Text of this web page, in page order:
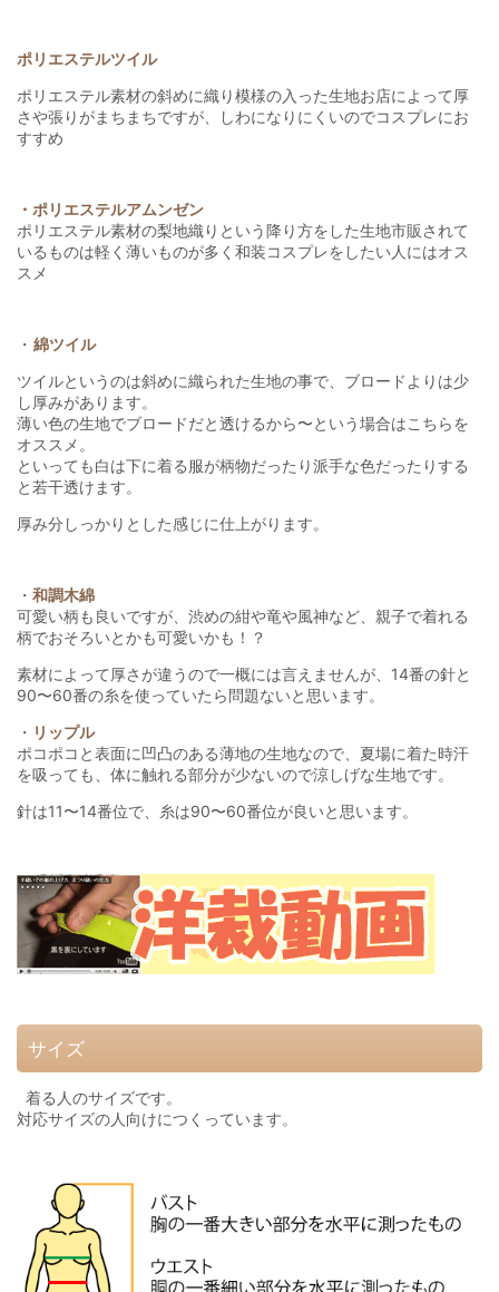
ポリエステルツイル
ポリエステル素材の斜めに織り模様の入った生地お店によって厚
さや張りがまちまちですが、しわになりにくいのでコスプレにお
すすめ
・ポリエステルアムンゼン
ポリエステル素材の梨地織りという降り方をした生地市販されて
いるものは軽く薄いものが多く和装コスプレをしたい人にはオス
スメ
・ 綿ツイル
ツイルというのは斜めに織られた生地の事で、ブロードよりは少
し厚みがあります。
薄い色の生地でブロードだと透けるから〜という場合はこちらを
オススメ。
といっても白は下に着る服が柄物だったり派手な色だったりする
と若干透けます。
厚み分しっかりとした感じに仕上がります。
・ 和調木綿
可愛い柄も良いですが、渋めの紺や竜や風神など、親子で着れる
柄でおそろいとかも可愛いかも！？
素材によって厚さが違うので一概には言えませんが、14番の針と
90〜60番の糸を使っていたら問題ないと思います。
・ リップル
ポコポコと表面に凹凸のある薄地の生地なので、夏場に着た時汗
を吸っても、体に触れる部分が少ないので涼しげな生地です。
針は11〜14番位で、糸は90〜60番位が良いと思います。
サイズ
着る人のサイズです。
対応サイズの人向けにつくっています。